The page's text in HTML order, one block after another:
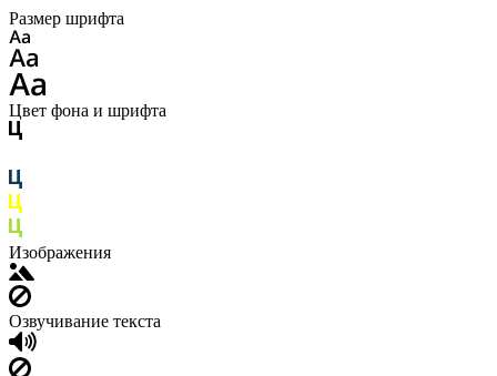
Размер шрифта
Цвет фона и шрифта
Изображения
Озвучивание текста